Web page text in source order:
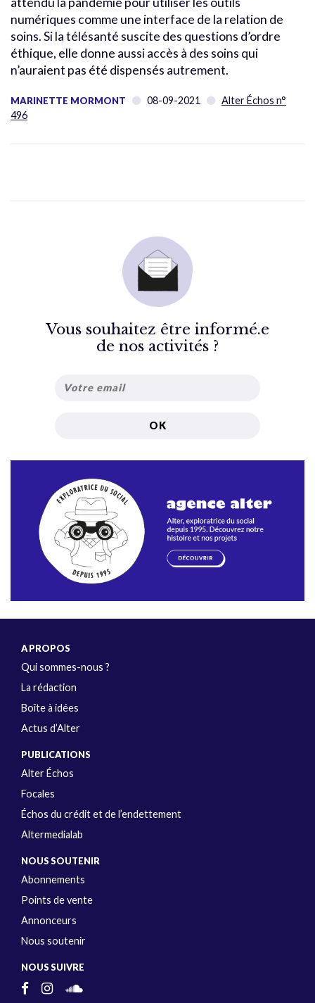
numériques comme une interface de la relation de
soins. Si la télésanté suscite des questions d’ordre
éthique, elle donne aussi accès à des soins qui
n’auraient pas été dispensés autrement.
MARINETTE MORMONT 08-09-2021
Alter Échos n°
496
Vous souhaitez être informé.e
de nos activités ?
A PROPOS
Qui sommes-nous ?
La rédaction
Boîte à idées
Actus d’Alter
PUBLICATIONS
Alter Échos
Focales
Échos du crédit et de l’endettement
Altermedialab
NOUS SOUTENIR
Abonnements
Points de vente
Annonceurs
Nous soutenir
NOUS SUIVRE